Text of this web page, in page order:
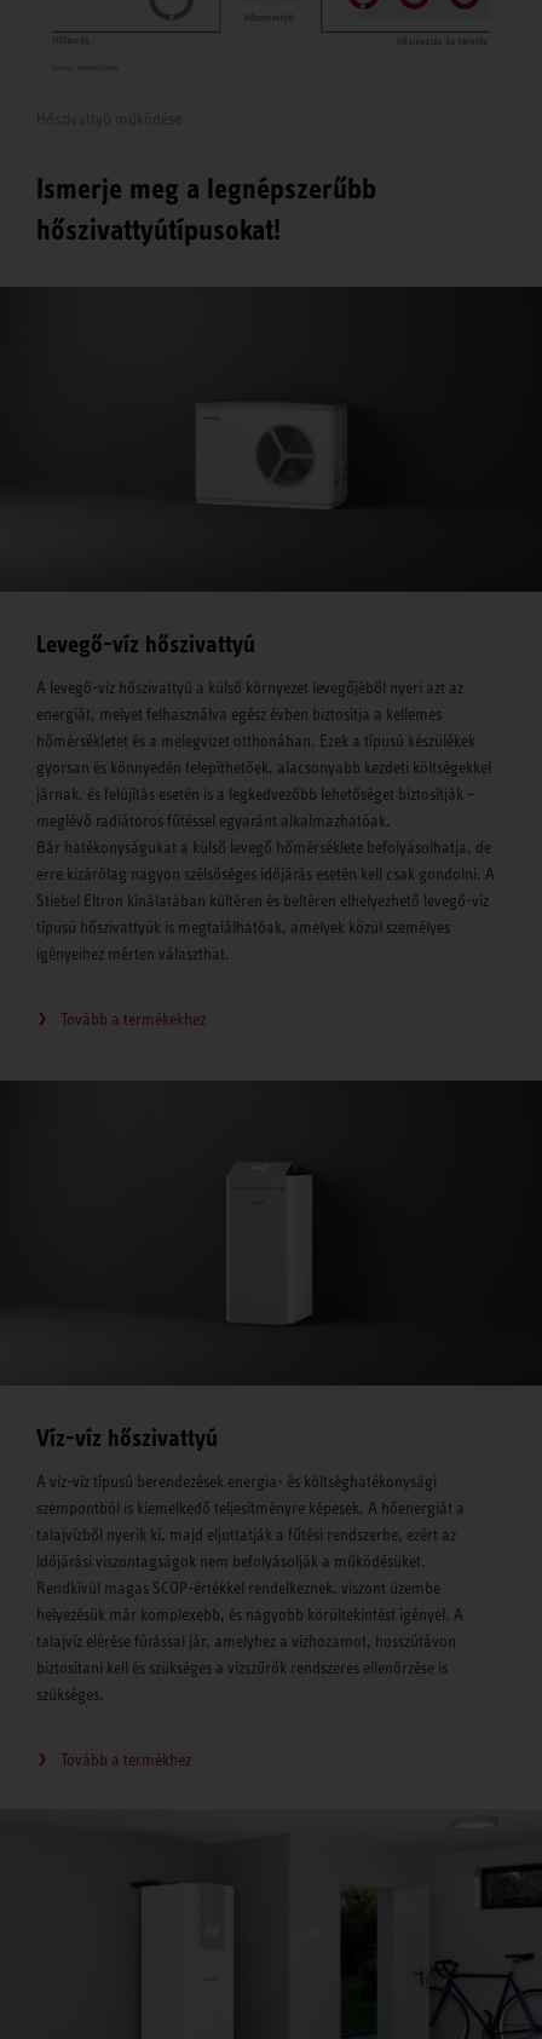
Ismerje meg a legnépszerűbb
hőszivattyútípusokat!
Levegő-víz hőszivattyú
A levegő-víz hőszivattyú a külső környezet levegőjéből nyeri azt az
energiát, melyet felhasználva egész évben biztosítja a kellemes
hőmérsékletet és a melegvizet otthonában. Ezek a típusú készülékek
gyorsan és könnyedén telepíthetőek, alacsonyabb kezdeti költségekkel
járnak, és felújítás esetén is a legkedvezőbb lehetőséget biztosítják –
meglévő radiátoros fűtéssel egyaránt alkalmazhatóak.
Bár hatékonyságukat a külső levegő hőmérséklete befolyásolhatja, de
erre kizárólag nagyon szélsőséges időjárás esetén kell csak gondolni. A
Stiebel Eltron kínálatában kültéren és beltéren elhelyezhető levegő-víz
típusú hőszivattyúk is megtalálhatóak, amelyek közül személyes
igényeihez mérten választhat.
Tovább a termékekhez
Víz-víz hőszivattyú
A víz-víz típusú berendezések energia- és költséghatékonysági
szempontból is kiemelkedő teljesítményre képesek. A hőenergiát a
talajvízből nyerik ki, majd eljuttatják a fűtési rendszerbe, ezért az
időjárási viszontagságok nem befolyásolják a működésüket.
Rendkívül magas SCOP-értékkel rendelkeznek, viszont üzembe
helyezésük már komplexebb, és nagyobb körültekintést igényel. A
talajvíz elérése fúrással jár, amelyhez a vízhozamot, hosszútávon
biztosítani kell és szükséges a vízszűrők rendszeres ellenőrzése is
szükséges.
Tovább a termékhez